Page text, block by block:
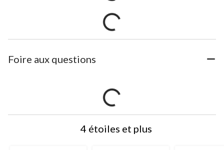
Foire aux questions
4 étoiles et plus